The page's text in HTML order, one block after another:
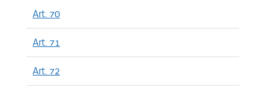
Art. 70
Art. 71
Art. 72